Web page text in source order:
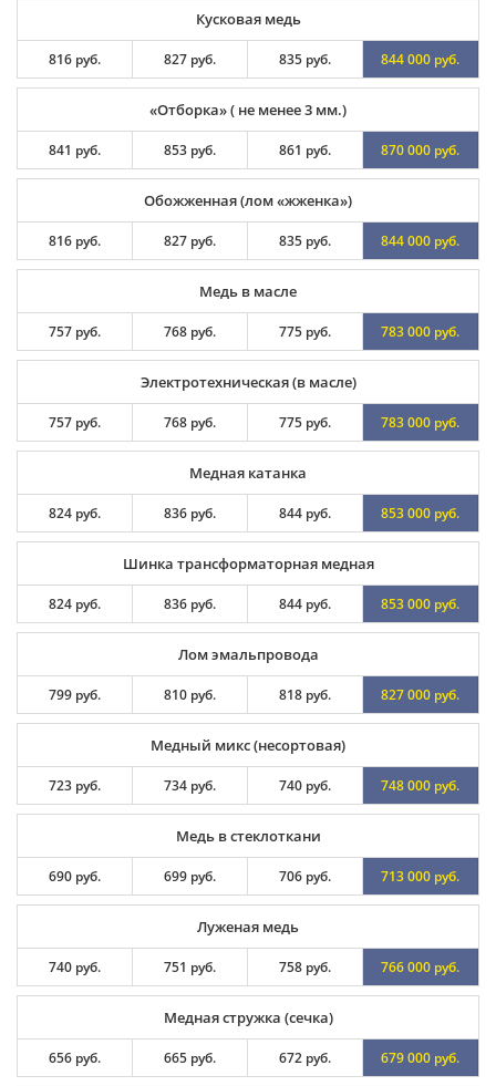
Кусковая медь
816 руб. 827 руб. 835 руб. 844 000 руб.
«Отборка» ( не менее 3 мм.)
841 руб. 853 руб. 861 руб. 870 000 руб.
Обожженная (лом «жженка»)
816 руб. 827 руб. 835 руб. 844 000 руб.
Медь в масле
757 руб. 768 руб. 775 руб. 783 000 руб.
Электротехническая (в масле)
757 руб. 768 руб. 775 руб. 783 000 руб.
Медная катанка
824 руб. 836 руб. 844 руб. 853 000 руб.
Шинка трансформаторная медная
824 руб. 836 руб. 844 руб. 853 000 руб.
Лом эмальпровода
799 руб. 810 руб. 818 руб. 827 000 руб.
Медный микс (несортовая)
723 руб. 734 руб. 740 руб. 748 000 руб.
Медь в стеклоткани
690 руб. 699 руб. 706 руб. 713 000 руб.
Луженая медь
740 руб. 751 руб. 758 руб. 766 000 руб.
Медная стружка (сечка)
656 руб. 665 руб. 672 руб. 679 000 руб.